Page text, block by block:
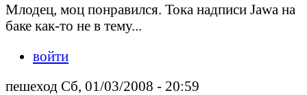
Млодец, моц понравился. Тока надписи Jawa на
баке как-то не в тему...
войти
пешеход Сб, 01/03/2008 - 20:59